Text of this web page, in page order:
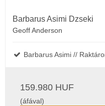
Barbarus Asimi Dzseki
Geoff Anderson
Barbarus Asimi //
159.980 HUF
(áfával)